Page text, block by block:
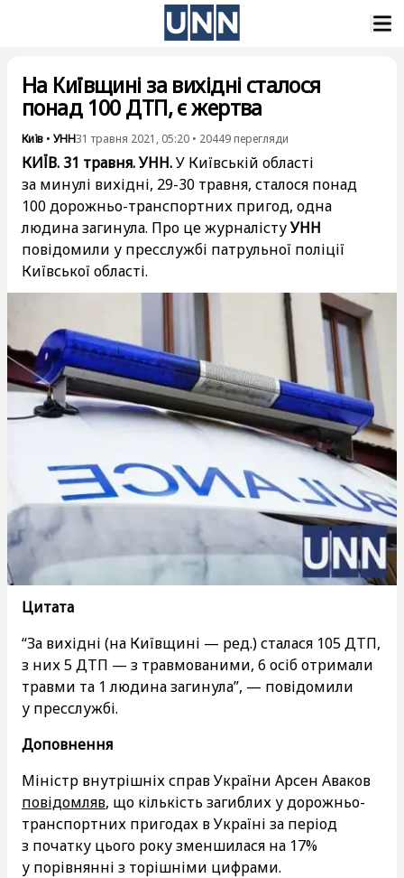
На Київщині за вихідні сталося
понад 100 ДТП, є жертва
Київ • УНН31 травня 2021, 05:20 • 20449 перегляди
КИЇВ. 31 травня. УНН.У Київській області
за минулі вихідні, 29-30 травня, сталося понад
100 дорожньо-транспортних пригод, одна
людина загинула. Про це журналістуУНН
повідомили у пресслужбі патрульної поліції
Київської області.
Цитата
“За вихідні (на Київщині — ред.) сталася 105 ДТП,
з них 5 ДТП — з травмованими, 6 осіб отримали
травми та 1 людина загинула”, — повідомили
у пресслужбі.
Доповнення
Міністр внутрішніх справ України Арсен Аваков
повідомляв, що кількість загиблих у дорожньо-
транспортних пригодах в Україні за період
з початку цього року зменшилася на 17%
у порівнянні з торішніми цифрами.